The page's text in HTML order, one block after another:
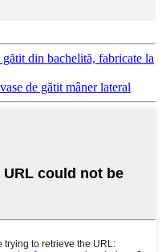
din bachelită, fabricate la
de gătit mâner lateral